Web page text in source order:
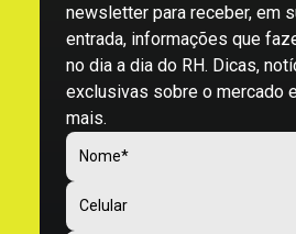
newsletter para receber, em
entrada, informações que
no dia a dia do RH. Dicas,
exclusivas sobre o mercado
mais.